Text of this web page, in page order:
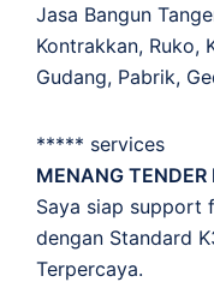
Jasa Bangun
Kontrakkan, Ruko,
Gudang, Pabrik,
***** services
MENANG TENDER
Saya siap support
dengan Standard
Terpercaya.